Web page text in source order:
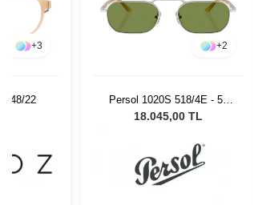
+3
48/22
+2
Persol 1020S 518/4E - 57
Erkek Güneş Gözlüğü
18.045,00 TL